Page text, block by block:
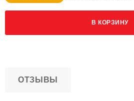
В КОРЗИНУ
ОТЗЫВЫ